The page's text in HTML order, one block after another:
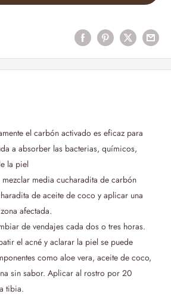
el carbón activado es eficaz para
a absorber las bacterias, químicos,
la piel
media cucharadita de carbón
de aceite de coco y aplicar una
afectada.
de vendajes cada dos o tres horas.
el acné y aclarar la piel se puede
como aloe vera, aceite de coco,
sin sabor. Aplicar al rostro por 20
tibia.